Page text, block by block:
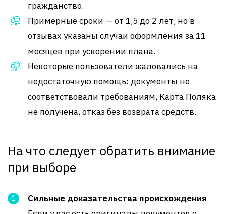
гражданство.
Примерные сроки — от 1,5 до 2 лет, но в
отзывах указаны случаи оформления за 11
месяцев при ускорении плана.
Некоторые пользователи жаловались на
недостаточную помощь: документы не
соответствовали требованиям, Карта Поляка
не получена, отказ без возврата средств.
На что следует обратить внимание
при выборе
Сильные доказательства происхождения